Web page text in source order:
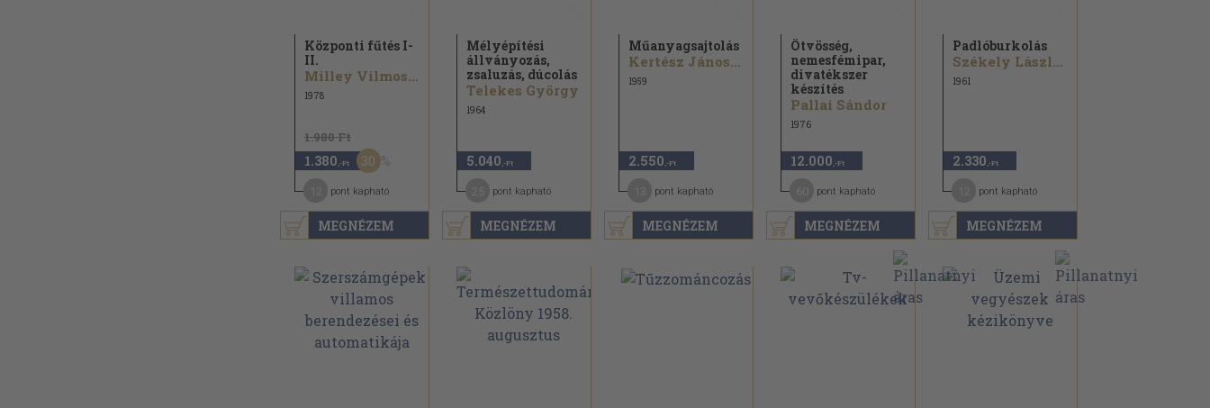
MEGNÉZEM
Központi fűtés I-
II.
Milley Vilmos...
1978
1.980 Ft
1.380 ,-Ft 30
pont kapható
MEGNÉZEM
Mélyépítési
állványozás,
zsaluzás, dúcolás
Telekes György
1964
5.040 ,-Ft
pont kapható
MEGNÉZEM
Műanyagsajtolás
Kertész János...
1959
2.550 ,-Ft
pont kapható
MEGNÉZEM
Ötvösség,
nemesfémipar,
divatékszer
készítés
Pallai Sándor
1976
12.000 ,-Ft
pont kapható
MEGNÉZEM
Padlóburkolás
Székely László...
1961
2.330 ,-Ft
pont kapható